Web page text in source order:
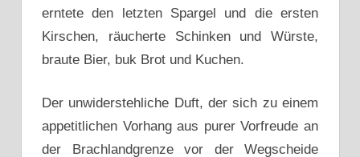
erntete den letzten Spargel und die ersten
Kirschen, räucherte Schinken und Würste,
braute Bier, buk Brot und Kuchen.
Der unwiderstehliche Duft, der sich zu einem
appetitlichen Vorhang aus purer Vorfreude an
der Brachlandgrenze vor der Wegscheide